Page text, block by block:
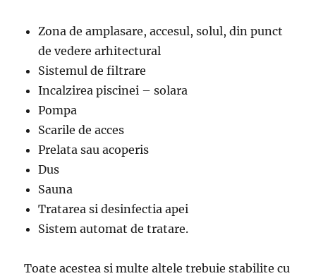
Zona de amplasare, accesul, solul, din punct
de vedere arhitectural
Sistemul de filtrare
Incalzirea piscinei – solara
Pompa
Scarile de acces
Prelata sau acoperis
Dus
Sauna
Tratarea si desinfectia apei
Sistem automat de tratare.
Toate acestea si multe altele trebuie stabilite cu